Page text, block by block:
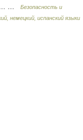
…
Безопасность и
немецкий, испанский языки